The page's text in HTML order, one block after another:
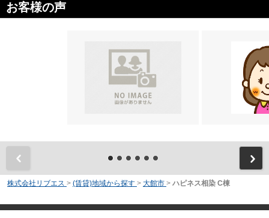
お客様の声
株式会社リブエス > (賃貸)地域から探す > 大館市 > ハピネス相染 C棟